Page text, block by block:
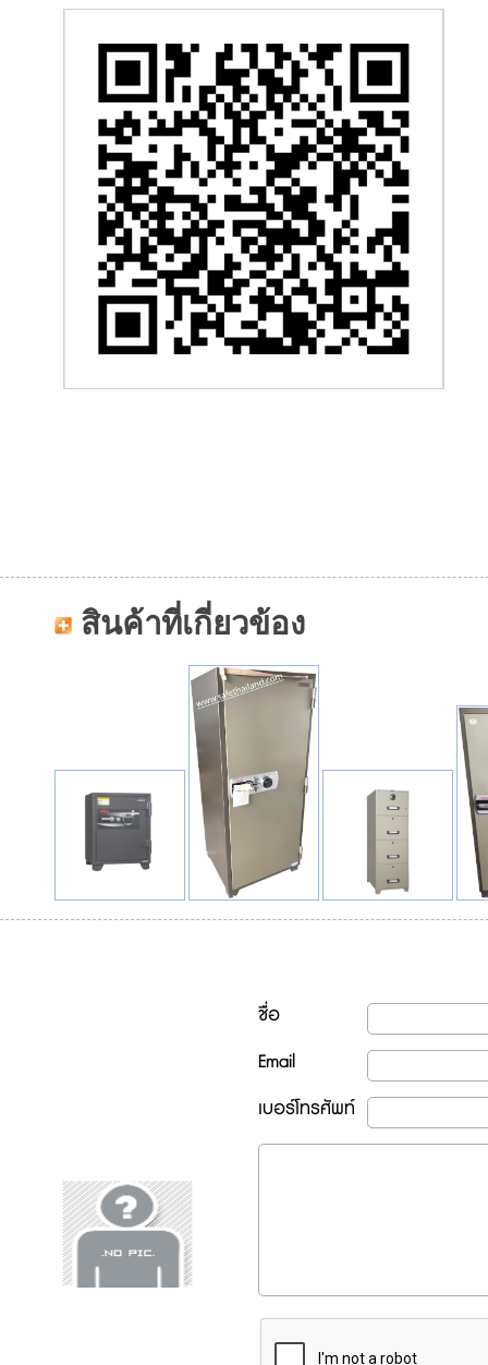
สินค้าที่เกี่ยวข้อง
ชื่อ
Email
เบอร์โทรศัพท์